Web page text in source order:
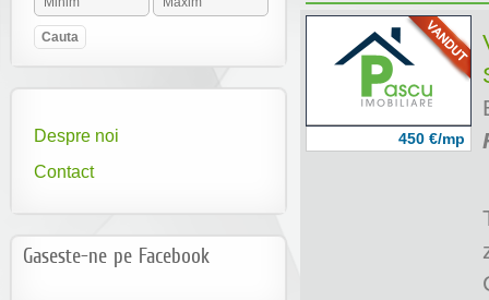
Despre noi
Contact
Gaseste-ne pe Facebook
450 €/mp